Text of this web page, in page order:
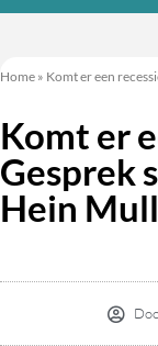
Home » Komt er een
Komt er
Gesprek
Hein